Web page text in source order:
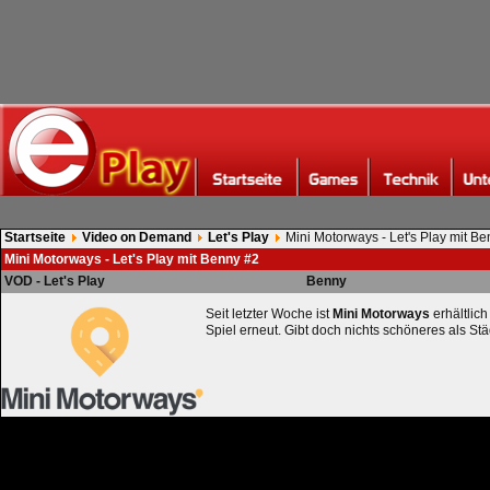
Startseite Video on Demand Let's Play
Mini Motorways - Let's Play mit
Mini Motorways - Let's Play mit Benny #2
VOD - Let's Play
Benny
Seit letzter Woche ist Mini Motorways
Spiel erneut. Gibt doch nichts schöneres als